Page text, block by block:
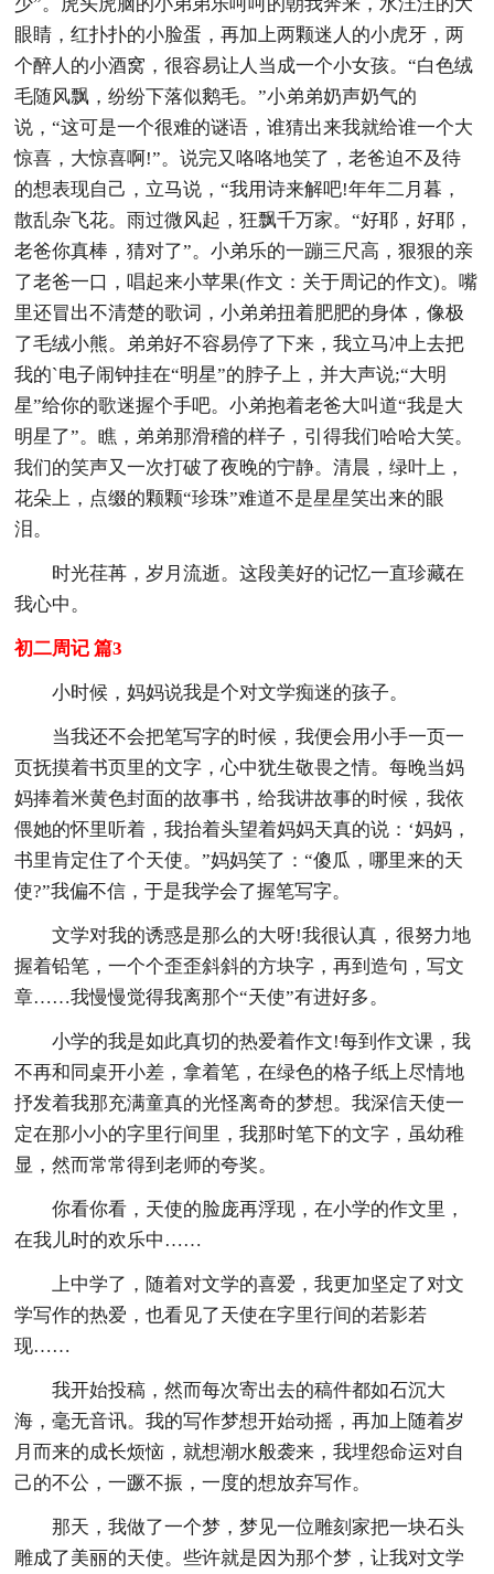
眼睛，红扑扑的小脸蛋，再加上两颗迷人的小虎牙，两
个醉人的小酒窝，很容易让人当成一个小女孩。“白色绒
毛随风飘，纷纷下落似鹅毛。”小弟弟奶声奶气的
说，“这可是一个很难的谜语，谁猜出来我就给谁一个大
惊喜，大惊喜啊!”。说完又咯咯地笑了，老爸迫不及待
的想表现自己，立马说，“我用诗来解吧!年年二月暮，
散乱杂飞花。雨过微风起，狂飘千万家。“好耶，好耶，
老爸你真棒，猜对了”。小弟乐的一蹦三尺高，狠狠的亲
了老爸一口，唱起来小苹果(作文：关于周记的作文)。嘴
里还冒出不清楚的歌词，小弟弟扭着肥肥的身体，像极
了毛绒小熊。弟弟好不容易停了下来，我立马冲上去把
我的`电子闹钟挂在“明星”的脖子上，并大声说;“大明
星”给你的歌迷握个手吧。小弟抱着老爸大叫道“我是大
明星了”。瞧，弟弟那滑稽的样子，引得我们哈哈大笑。
我们的笑声又一次打破了夜晚的宁静。清晨，绿叶上，
花朵上，点缀的颗颗“珍珠”难道不是星星笑出来的眼
泪。
时光荏苒，岁月流逝。这段美好的记忆一直珍藏在
我心中。
初二周记 篇3
小时候，妈妈说我是个对文学痴迷的孩子。
当我还不会把笔写字的时候，我便会用小手一页一
页抚摸着书页里的文字，心中犹生敬畏之情。每晚当妈
妈捧着米黄色封面的故事书，给我讲故事的时候，我依
偎她的怀里听着，我抬着头望着妈妈天真的说：‘妈妈，
书里肯定住了个天使。”妈妈笑了：“傻瓜，哪里来的天
使?”我偏不信，于是我学会了握笔写字。
文学对我的诱惑是那么的大呀!我很认真，很努力地
握着铅笔，一个个歪歪斜斜的方块字，再到造句，写文
章……我慢慢觉得我离那个“天使”有进好多。
小学的我是如此真切的热爱着作文!每到作文课，我
不再和同桌开小差，拿着笔，在绿色的格子纸上尽情地
抒发着我那充满童真的光怪离奇的梦想。我深信天使一
定在那小小的字里行间里，我那时笔下的文字，虽幼稚
显，然而常常得到老师的夸奖。
你看你看，天使的脸庞再浮现，在小学的作文里，
在我儿时的欢乐中……
上中学了，随着对文学的喜爱，我更加坚定了对文
学写作的热爱，也看见了天使在字里行间的若影若
现……
我开始投稿，然而每次寄出去的稿件都如石沉大
海，毫无音讯。我的写作梦想开始动摇，再加上随着岁
月而来的成长烦恼，就想潮水般袭来，我埋怨命运对自
己的不公，一蹶不振，一度的想放弃写作。
那天，我做了一个梦，梦见一位雕刻家把一块石头
雕成了美丽的天使。些许就是因为那个梦，让我对文学